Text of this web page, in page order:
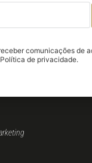
comunicações de
de privacidade.